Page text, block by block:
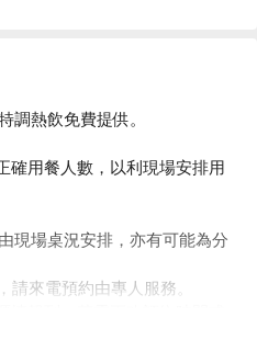
調熱飲免費提供。
確用餐人數，以利現場安排用
現場桌況安排，亦有可能為分
來電預約由專人服務。